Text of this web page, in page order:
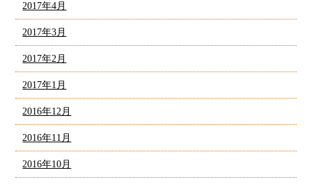
2017年4月
2017年3月
2017年2月
2017年1月
2016年12月
2016年11月
2016年10月